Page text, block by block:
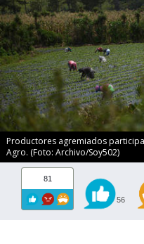
Productores agremiados
Agro. (Foto: Archivo/Soy502)
81
56